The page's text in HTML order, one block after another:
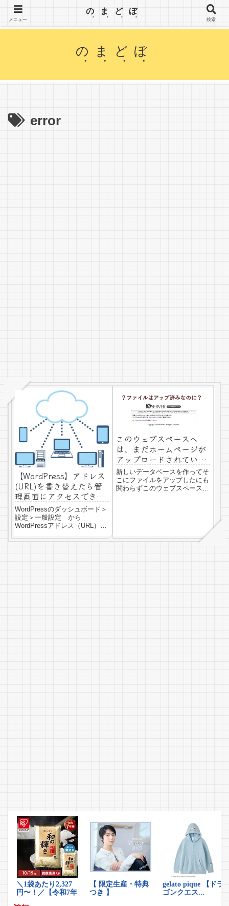
【のまどぼ】手が届くセミリタイア生活・アーリーリタイア・週３日働いて、半分休む。wifiとPC
を持って、場所にこだわらずノマド生活を楽しみます。
のまどぼ
error
【WordPress】アドレス
(URL)を書き替えたら管
理画面にアクセスできな
くなった場合の対処法
WordPressのダッシュボード＞
設定＞一般設定 から
WordPressアドレス（URL）を
なくなった、という経験をして
このウェブスペースへ
は、まだホームページが
アップロードされていま
せん。のエラーが表示さ
れた時の対処法
新しいデータベースを作ってそ
こにファイルをアップしたにも
関わらずこのウェブスペースへ
ロードされていませ...
メニュー
のまどぼ
検索